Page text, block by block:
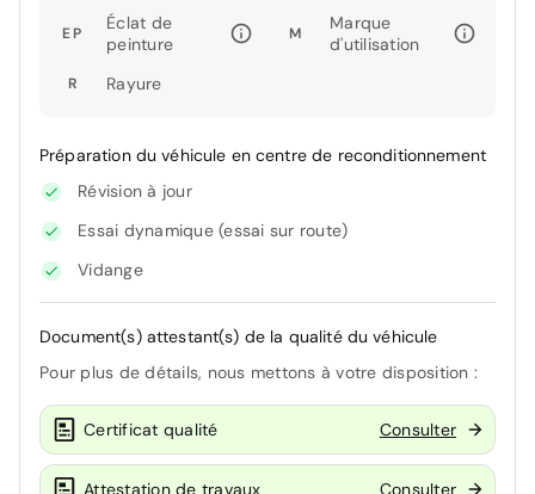
EP
Éclat de
peinture
M
Marque
d'utilisation
R Rayure
Préparation du véhicule en centre de reconditionnement
Révision à jour
Essai dynamique (essai sur route)
Vidange
Document(s) attestant(s) de la qualité du véhicule
Pour plus de détails, nous mettons à votre disposition :
Certificat qualité Consulter
Attestation de travaux Consulter